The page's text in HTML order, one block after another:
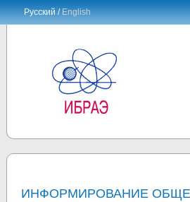
Русский /English
ИНФОРМИРОВАНИЕ